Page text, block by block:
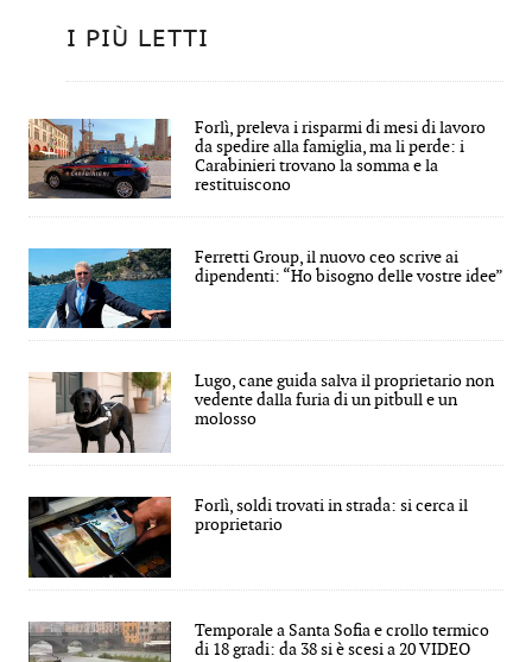
I PIÙ LETTI
Forlì, preleva i risparmi di mesi di lavoro
da spedire alla famiglia, ma li perde: i
Carabinieri trovano la somma e la
restituiscono
Ferretti Group, il nuovo ceo scrive ai
dipendenti: “Ho bisogno delle vostre idee”
Lugo, cane guida salva il proprietario non
vedente dalla furia di un pitbull e un
molosso
Forlì, soldi trovati in strada: si cerca il
proprietario
Temporale a Santa Sofia e crollo termico
di 18 gradi: da 38 si è scesi a 20 VIDEO